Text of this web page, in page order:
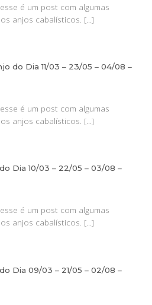
é um post com algumas
anjos cabalísticos. [...]
do Dia 11/03 – 23/05 – 04/08 –
é um post com algumas
anjos cabalísticos. [...]
Dia 10/03 – 22/05 – 03/08 –
é um post com algumas
anjos cabalísticos. [...]
Dia 09/03 – 21/05 – 02/08 –